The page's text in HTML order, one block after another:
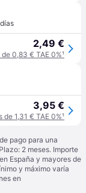
2,49 €
0,83 € TAE 0%¹
3,95 €
de 1,31 € TAE 0%¹
pago para una
2 meses. Importe
España y mayores de
y máximo varía
en